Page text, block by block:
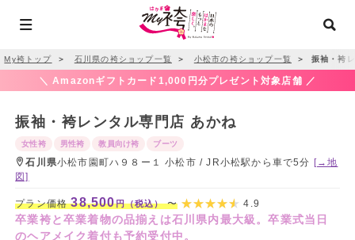
My袴トップ ＞ 石川県の袴ショップ一覧 ＞ 小松市の袴ショップ一覧 ＞ 振袖・袴
＼ Amazonギフトカード1,000円分プレゼント対象店舗 ／
振袖・袴レンタル専門店 あかね
女性袴 男性袴 教員向け袴 ブーツ
石川県小松市園町ハ９８ー１ 小松市 / JR小松駅から車で5分 [→地
図]
プラン価格38,500円（税込）〜 4.9
卒業袴と卒業着物の品揃えは石川県内最大級。卒業式当日
のヘアメイク着付も予約受付中。